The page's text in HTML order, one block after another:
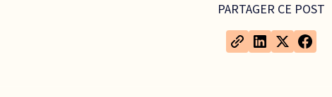
PARTAGER CE POST